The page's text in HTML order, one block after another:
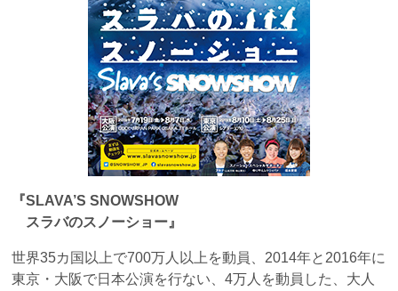
『SLAVA’S SNOWSHOW
スラバのスノーショー』
世界35カ国以上で700万人以上を動員、2014年と2016年に
東京・大阪で日本公演を行ない、4万人を動員した、大人